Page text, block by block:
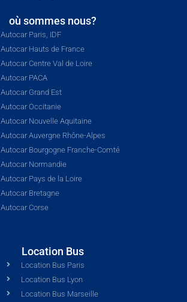
où sommes nous?
Autocar Paris, IDF
Autocar Hauts de France
Autocar Centre Val de Loire
Autocar PACA
Autocar Grand Est
Autocar Occitanie
Autocar Nouvelle Aquitaine
Autocar Auvergne Rhône-Alpes
Autocar Bourgogne Franche-Comté
Autocar Normandie
Autocar Pays de la Loire
Autocar Bretagne
Autocar Corse
Location Bus
Location Bus Paris
Location Bus Lyon
Location Bus Marseille